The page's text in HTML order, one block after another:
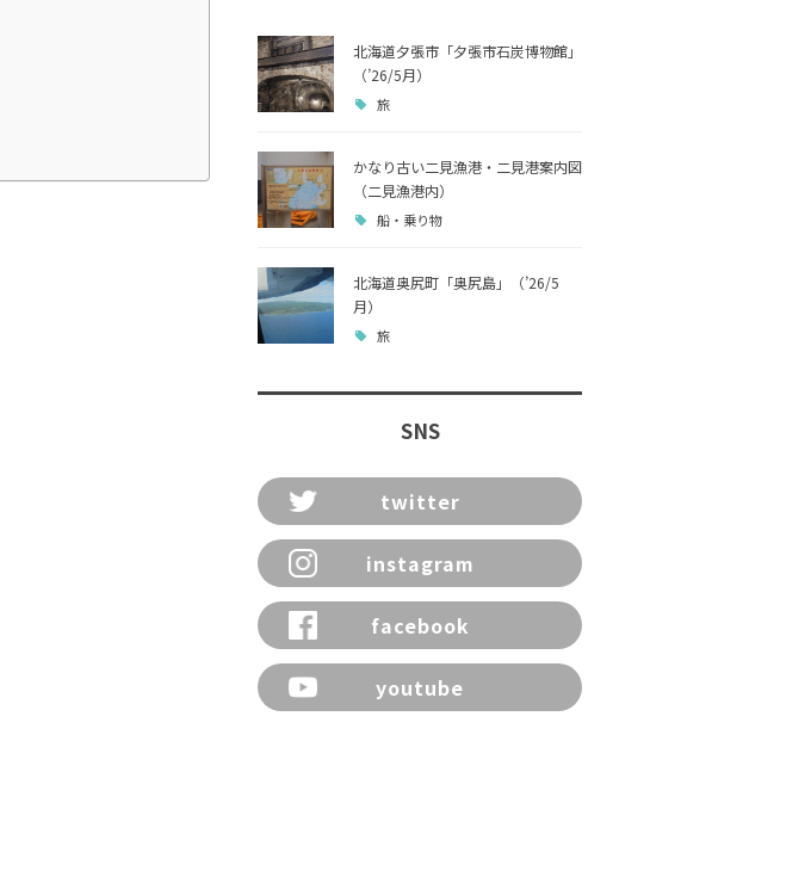
北海道夕張市「夕張市石炭博物館」
（’26/5月）
旅
かなり古い二見漁港・二見港案内図
（二見漁港内）
船・乗り物
北海道奥尻町「奥尻島」（’26/5
月）
旅
SNS
twitter
instagram
facebook
youtube